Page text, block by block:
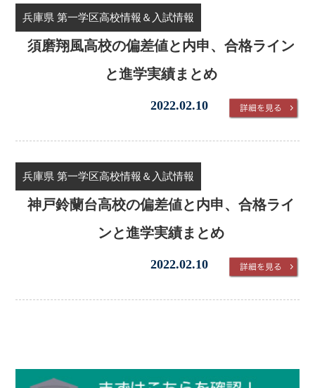
兵庫県 第一学区高校情報＆入試情報
須磨翔風高校の偏差値と内申、合格ライン
と進学実績まとめ
2022.02.10
兵庫県 第一学区高校情報＆入試情報
神戸鈴蘭台高校の偏差値と内申、合格ライ
ンと進学実績まとめ
2022.02.10